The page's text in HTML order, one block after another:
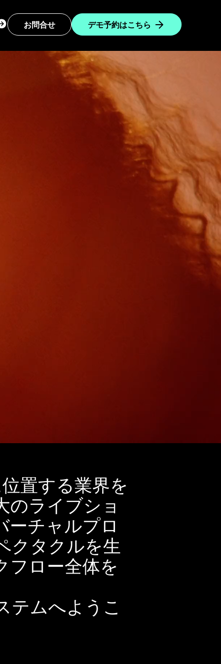
お問合せ デモ予約はこちら
置する業界を
のライブショ
ーチャルプロ
クタクルを生
フロー全体を
テムへようこ